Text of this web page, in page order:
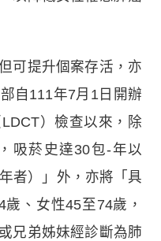
可提升個案存活，亦
自111年7月1日開辦
）檢查以來，除
吸菸史達30包-年以
者）」外，亦將「具
、女性45至74歲，
兄弟姊妹經診斷為肺